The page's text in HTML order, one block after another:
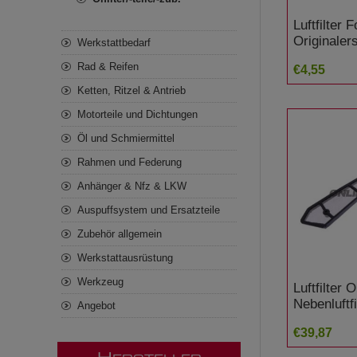
Luftfilter
1000 F
€4,55
Luftfilter
€39,87
Werkstattbedarf
Rad & Reifen
Ketten, Ritzel & Antrieb
Motorteile und Dichtungen
Öl und Schmiermittel
Rahmen und Federung
Anhänger & Nfz & LKW
Auspuffsystem und Ersatzteile
Zubehör allgemein
Werkstattausrüstung
Werkzeug
Angebot